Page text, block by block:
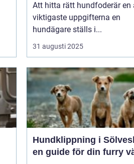
Att hitta rätt hundfoderär en
viktigaste uppgifterna en
hundägare ställs i...
31 augusti 2025
Hundklippning i
en guide för din furry